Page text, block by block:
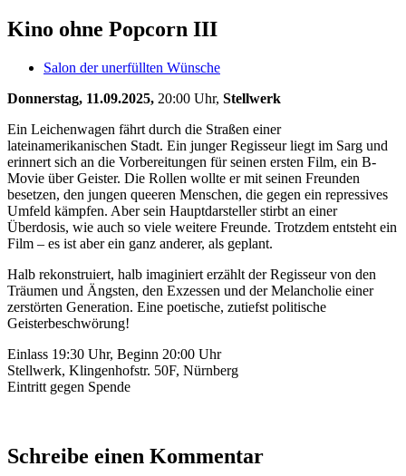
Kino ohne Popcorn III
Salon der unerfüllten Wünsche
Donnerstag, 11.09.2025, 20:00 Uhr, Stellwerk
Ein Leichenwagen fährt durch die Straßen einer
lateinamerikanischen Stadt. Ein junger Regisseur liegt im Sarg und
erinnert sich an die Vorbereitungen für seinen ersten Film, ein B-
Movie über Geister. Die Rollen wollte er mit seinen Freunden
besetzen, den jungen queeren Menschen, die gegen ein repressives
Umfeld kämpfen. Aber sein Hauptdarsteller stirbt an einer
Überdosis, wie auch so viele weitere Freunde. Trotzdem entsteht ein
Film – es ist aber ein ganz anderer, als geplant.
Halb rekonstruiert, halb imaginiert erzählt der Regisseur von den
Träumen und Ängsten, den Exzessen und der Melancholie einer
zerstörten Generation. Eine poetische, zutiefst politische
Geisterbeschwörung!
Einlass 19:30 Uhr, Beginn 20:00 Uhr
Stellwerk, Klingenhofstr. 50F, Nürnberg
Eintritt gegen Spende
Schreibe einen Kommentar